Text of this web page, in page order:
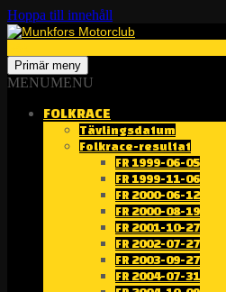
Hoppa till innehåll
Munkfors Motorclub
Primär meny
MENUMENU
FOLKRACE
Tävlingsdatum
Folkrace-resultat
FR 1999-06-05
FR 1999-11-06
FR 2000-06-12
FR 2000-08-19
FR 2001-10-27
FR 2002-07-27
FR 2003-09-27
FR 2004-07-31